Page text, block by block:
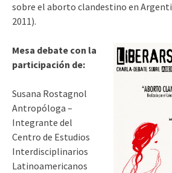
sobre el aborto clandestino en
2011).
Mesa debate con la
participación de:
Susana Rostagnol
Antropóloga –
Integrante del
Centro de Estudios
Interdisciplinarios
Latinoamericanos